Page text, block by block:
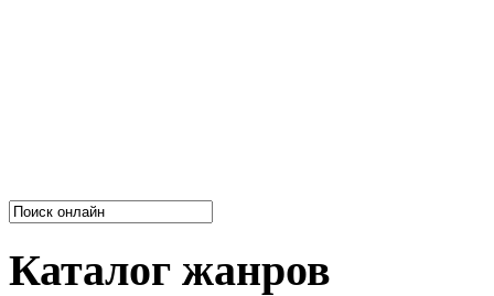
Каталог жанров